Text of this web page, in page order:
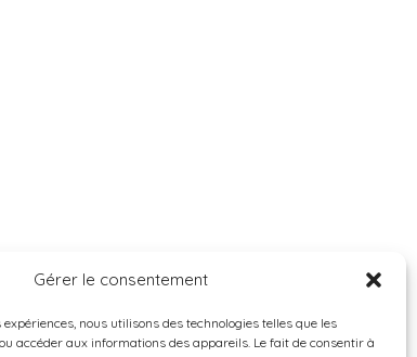
Gérer le consentement
nous utilisons des technologies telles que les
accéder aux informations des appareils. Le fait de consentir à